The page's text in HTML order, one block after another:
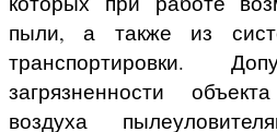
пыли, а также из
транспортировки.
загрязненности
воздуха